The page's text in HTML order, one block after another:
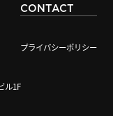
ル1F
CONTACT
プライバシーポリシー